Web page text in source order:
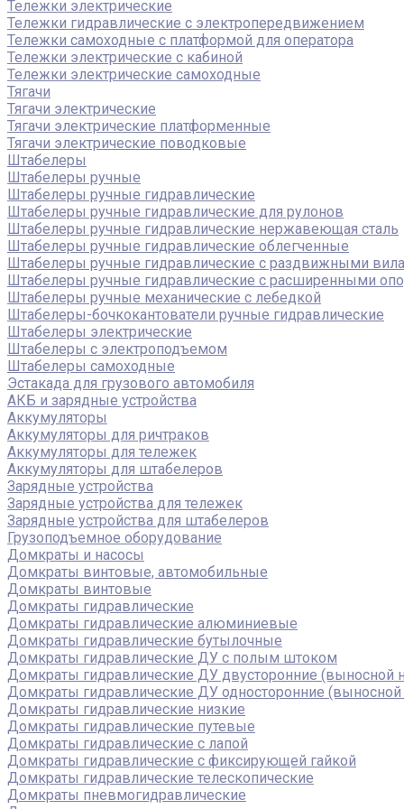
Тележки электрические
Тележки гидравлические с электропередвижением
Тележки самоходные с платформой для оператора
Тележки электрические с кабиной
Тележки электрические самоходные
Тягачи
Тягачи электрические
Тягачи электрические платформенные
Тягачи электрические поводковые
Штабелеры
Штабелеры ручные
Штабелеры ручные гидравлические
Штабелеры ручные гидравлические для рулонов
Штабелеры ручные гидравлические нержавеющая сталь
Штабелеры ручные гидравлические облегченные
Штабелеры ручные гидравлические с раздвижными
Штабелеры ручные гидравлические с расширенными
Штабелеры ручные механические с лебедкой
Штабелеры-бочкокантователи ручные гидравлические
Штабелеры электрические
Штабелеры с электроподъемом
Штабелеры самоходные
Эстакада для грузового автомобиля
АКБ и зарядные устройства
Аккумуляторы
Аккумуляторы для ричтраков
Аккумуляторы для тележек
Аккумуляторы для штабелеров
Зарядные устройства
Зарядные устройства для тележек
Зарядные устройства для штабелеров
Грузоподъемное оборудование
Домкраты и насосы
Домкраты винтовые, автомобильные
Домкраты винтовые
Домкраты гидравлические
Домкраты гидравлические алюминиевые
Домкраты гидравлические бутылочные
Домкраты гидравлические ДУ c полым штоком
Домкраты гидравлические ДУ двусторонние (выносной
Домкраты гидравлические ДУ односторонние (выносной
Домкраты гидравлические низкие
Домкраты гидравлические путевые
Домкраты гидравлические с лапой
Домкраты гидравлические с фиксирующей гайкой
Домкраты гидравлические телескопические
Домкраты пневмогидравлические